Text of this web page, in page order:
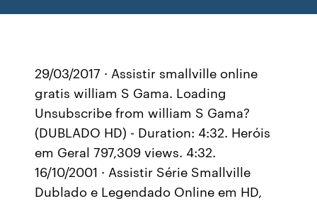
29/03/2017 · Assistir smallville online
gratis william S Gama. Loading
Unsubscribe from william S Gama?
(DUBLADO HD) - Duration: 4:32. Heróis
em Geral 797,309 views. 4:32.
16/10/2001 · Assistir Série Smallville
Dublado e Legendado Online em HD,